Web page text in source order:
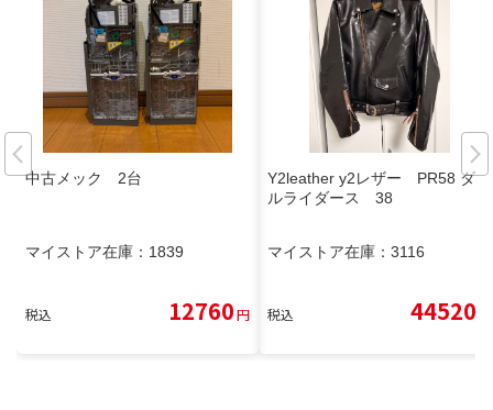
中古メック 2台
マイストア在庫： 1839
税込 12760円
Y2leather y2レザー PR58 ダブ
ルライダース 38
マイストア在庫： 3116
税込 44520